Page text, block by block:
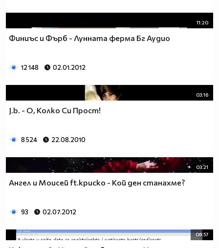
11:20
Финиъс и Фърб - Лунната ферма Бг Аудио
12 148 02.01.2012
03:16
J.b. - О, Колко Си Прост!
8 524 22.08.2010
03:21
Ангел и Моисей ft.криско - Кой ден станахме?
93 02.07.2012
06:57